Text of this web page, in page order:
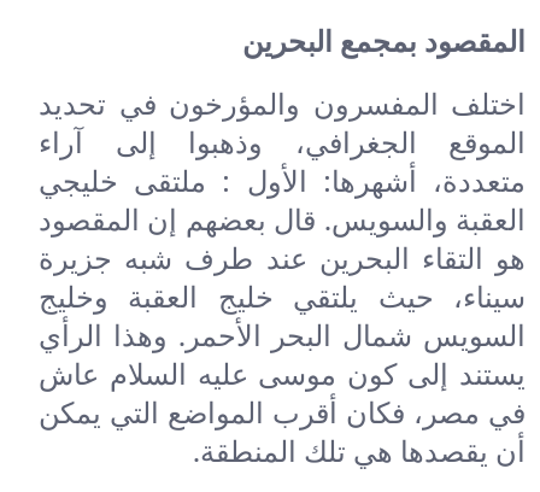
المقصود بمجمع البحرين
اختلف المفسرون والمؤرخون في تحديد
الموقع الجغرافي، وذهبوا إلى آراء
متعددة، أشهرها: الأول : ملتقى خليجي
العقبة والسويس. قال بعضهم إن المقصود
هو التقاء البحرين عند طرف شبه جزيرة
سيناء، حيث يلتقي خليج العقبة وخليج
السويس شمال البحر الأحمر. وهذا الرأي
يستند إلى كون موسى عليه السلام عاش
في مصر، فكان أقرب المواضع التي يمكن
أن يقصدها هي تلك المنطقة.